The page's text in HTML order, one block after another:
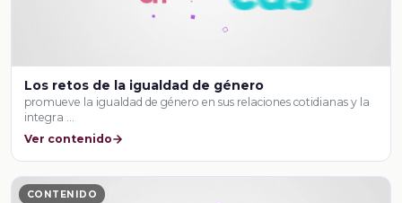
Los retos de la igualdad de género
promueve la igualdad de género en sus relaciones cotidianas y la
integra …
Ver contenido
CONTENIDO